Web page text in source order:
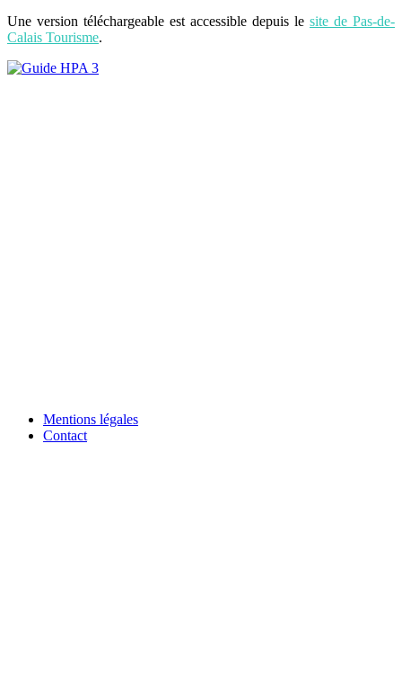
Une version téléchargeable est accessible depuis le site de Pas-de-
Calais Tourisme.
Mentions légales
Contact